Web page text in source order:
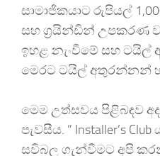
සාමාජිකයාට රුපියල්
සහ ග්‍රයින්ඩින් උපකරණ
ඉහළ නැංවීමේ සහ
මෙරට ටයිල් අතුරන්නන්
මෙම උත්සවය පිළිබඳව
පැවසීය. ” Installer’s
සවිබල ගැන්වීමට අපි